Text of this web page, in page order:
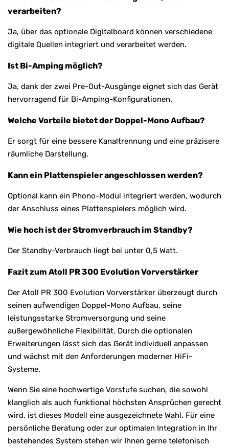
verarbeiten?
Ja, über das optionale Digitalboard können verschiedene
digitale Quellen integriert und verarbeitet werden.
Ist Bi-Amping möglich?
Ja, dank der zwei Pre-Out-Ausgänge eignet sich das Gerät
hervorragend für Bi-Amping-Konfigurationen.
Welche Vorteile bietet der Doppel-Mono Aufbau?
Er sorgt für eine bessere Kanaltrennung und eine präzisere
räumliche Darstellung.
Kann ein Plattenspieler angeschlossen werden?
Optional kann ein Phono-Modul integriert werden, wodurch
der Anschluss eines Plattenspielers möglich wird.
Wie hoch ist der Stromverbrauch im Standby?
Der Standby-Verbrauch liegt bei unter 0,5 Watt.
Fazit zum Atoll PR 300 Evolution Vorverstärker
Der Atoll PR 300 Evolution Vorverstärker überzeugt durch
seinen aufwendigen Doppel-Mono Aufbau, seine
leistungsstarke Stromversorgung und seine
außergewöhnliche Flexibilität. Durch die optionalen
Erweiterungen lässt sich das Gerät individuell anpassen
und wächst mit den Anforderungen moderner HiFi-
Systeme.
Wenn Sie eine hochwertige Vorstufe suchen, die sowohl
klanglich als auch funktional höchsten Ansprüchen gerecht
wird, ist dieses Modell eine ausgezeichnete Wahl. Für eine
persönliche Beratung oder zur optimalen Integration in Ihr
bestehendes System stehen wir Ihnen gerne telefonisch